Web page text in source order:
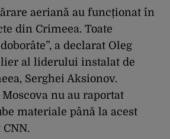
aeriană au funcționat în
din Crimeea. Toate
a declarat Oleg
al liderului instalat de
Serghei Aksionov.
nu au raportat
materiale până la acest